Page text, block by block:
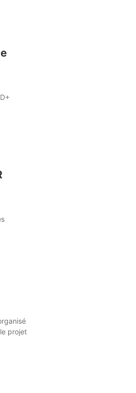
projet